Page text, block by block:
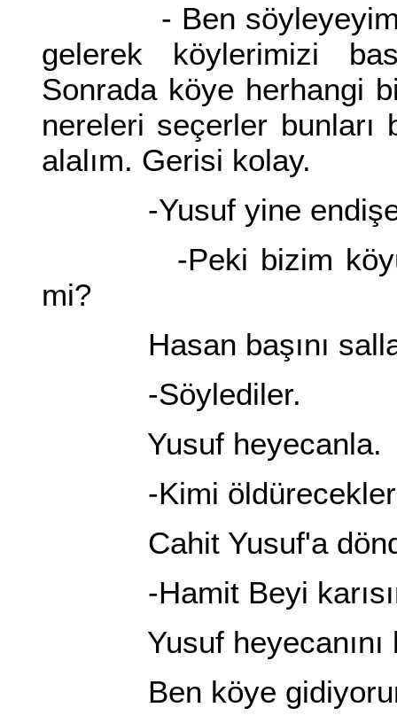
- Ben söyleyeyim.
gelerek köylerimizi
Sonrada köye herhangi
nereleri seçerler
alalım. Gerisi kolay.
-Yusuf yine
-Peki bizim
mi?
Hasan başını
-Söylediler.
Yusuf heyecanla.
-Kimi
Cahit Yusuf'a
-Hamit Beyi karısını
Yusuf heyecanını
Ben köye